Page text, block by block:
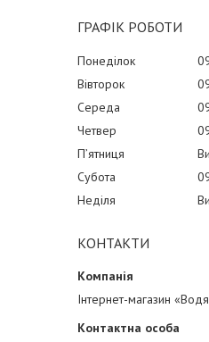
ГРАФІК РОБОТИ
Понеділок
Вівторок
Середа
Четвер
Пʼятниця
Субота
Неділя
КОНТАКТИ
Інтернет-магазин